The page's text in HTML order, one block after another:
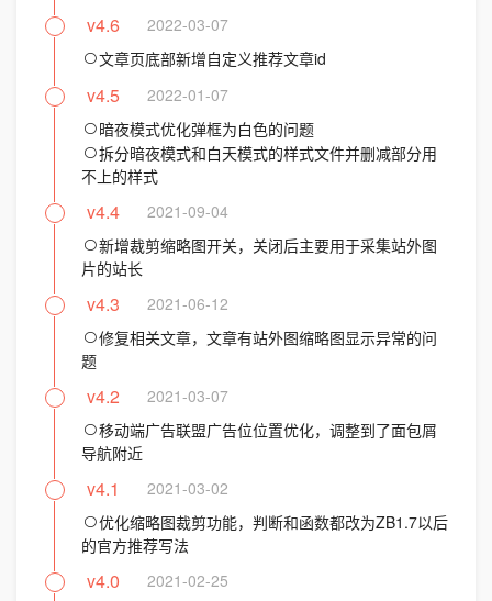
2022-03-07
文章页底部新增自定义推荐文章id
v4.6
2022-01-07
暗夜模式优化弹框为白色的问题
拆分暗夜模式和白天模式的样式文件并删减部分用
不上的样式
v4.5
2021-09-04
新增裁剪缩略图开关，关闭后主要用于采集站外图
片的站长
v4.4
2021-06-12
修复相关文章，文章有站外图缩略图显示异常的问
题
v4.3
2021-03-07
移动端广告联盟广告位位置优化，调整到了面包屑
导航附近
v4.2
2021-03-02
优化缩略图裁剪功能，判断和函数都改为ZB1.7以后
的官方推荐写法
v4.1
2021-02-25
v4.0